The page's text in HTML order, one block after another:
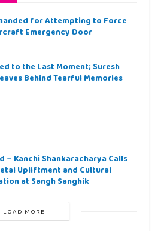
for Attempting to Force
Emergency Door
to the Last Moment; Suresh
Behind Tearful Memories
– Kanchi Shankaracharya Calls
Upliftment and Cultural
at Sangh Sanghik
LOAD MORE